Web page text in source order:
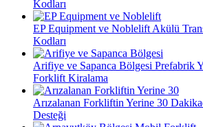
Kodları
EP Equipment ve Noblelift Akülü
Kodları
Arifiye ve Sapanca Bölgesi Prefabrik
Forklift Kiralama
Arızalanan Forkliftin Yerine 30
Desteği